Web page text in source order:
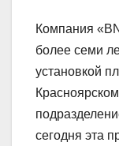
Компания
более семи
установкой
сегодня эта